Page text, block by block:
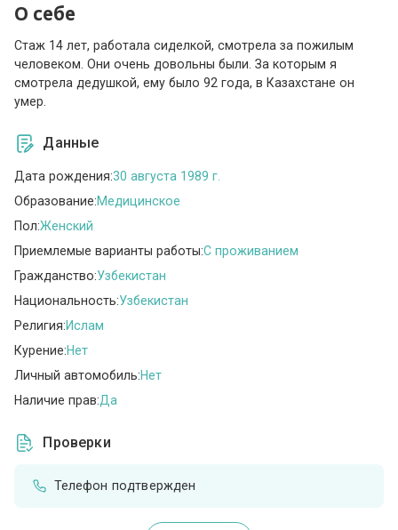
О себе
Стаж 14 лет, работала сиделкой, смотрела за пожилым
человеком. Они очень довольны были. За которым я
смотрела дедушкой, ему было 92 года, в Казахстане он
умер.
Данные
Дата рождения:30 августа 1989 г.
Образование:Медицинское
Пол:Женский
Приемлемые варианты работы:C проживанием
Гражданство:Узбекистан
Национальность:Узбекистан
Религия:Ислам
Курение:Нет
Личный автомобиль:Нет
Наличие прав:Да
Проверки
Телефон подтвержден